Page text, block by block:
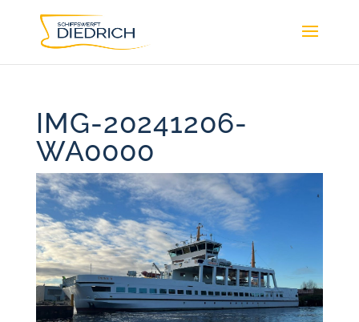
IMG-20241206-
WA0000